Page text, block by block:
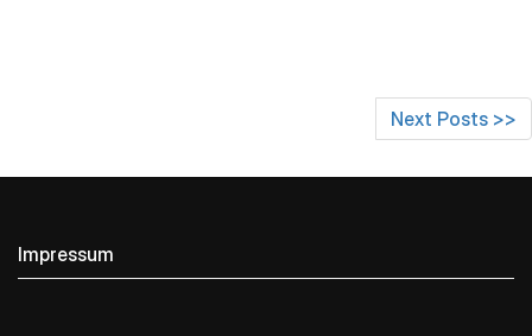
Next Posts >>
Impressum